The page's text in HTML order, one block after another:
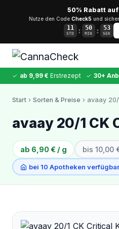
50% Rabatt
Nutze den Code Check5und
11
STD : 50
MIN : 53
SEK
✓ ab 9,99 € Erstrezept ✓ 30+
MDMA Kokain
Start › Sorten & Preise › avaay
avaay 20/1 CK
ab 6,90 € / g bis 10,00
bei 10 Apotheken verfügbar